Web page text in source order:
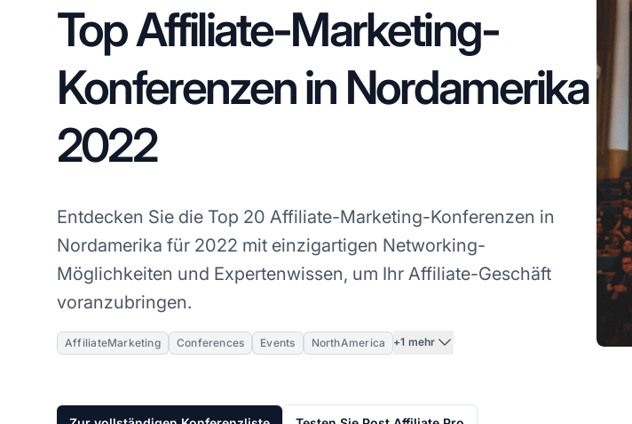
Top Affiliate-Marketing-
Konferenzen in Nordamerika
2022
Entdecken Sie die Top 20 Affiliate-Marketing-Konferenzen in
Nordamerika für 2022 mit einzigartigen Networking-
Möglichkeiten und Expertenwissen, um Ihr Affiliate-Geschäft
voranzubringen.
AffiliateMarketing Conferences Events NorthAmerica +1 mehr